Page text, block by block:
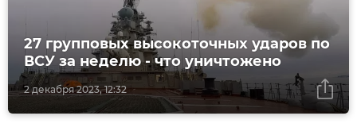
2 декабря 2023, 12:32
27 групповых высокоточных ударов по
ВСУ за неделю - что уничтожено